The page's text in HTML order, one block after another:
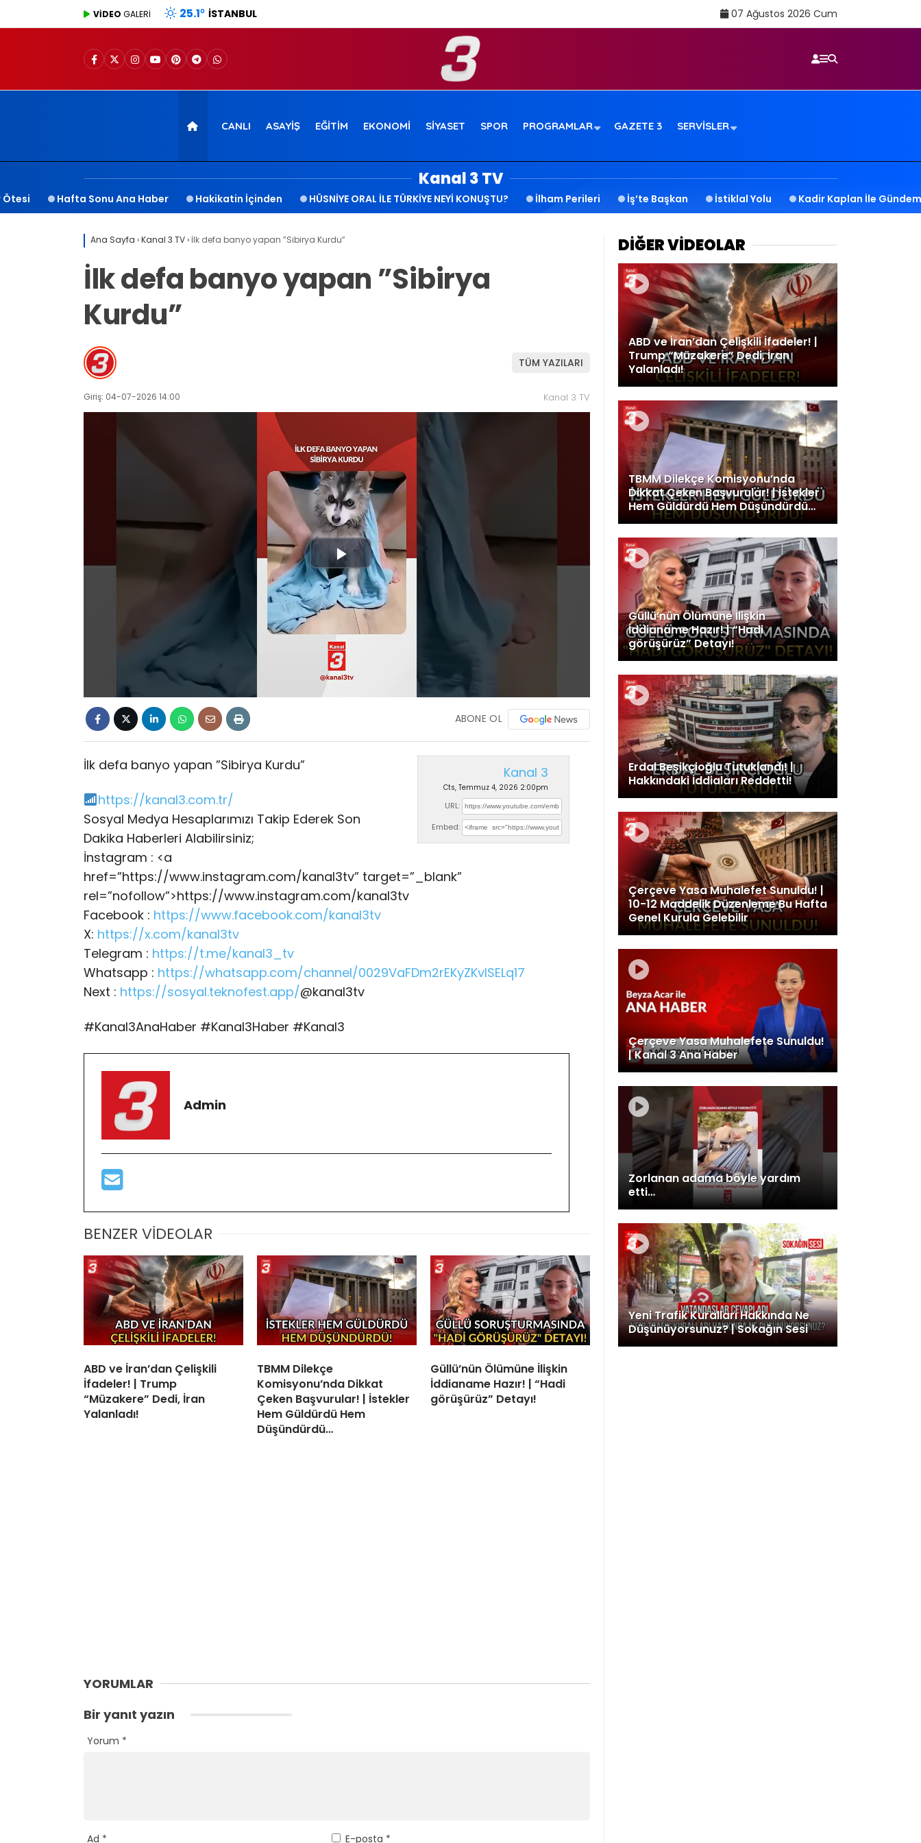
VİDEO GALERİ 25.1° İSTANBUL 07 Ağustos 2026 Cum
CANLI ASAYIŞ EĞITIM EKONOMI SIYASET SPOR PROGRAMLAR GAZETE 3 SERVISLER
Kanal 3 TV
Ötesi Hafta Sonu Ana Haber Hakikatin İçinden HÜSNİYE ORAL İLE TÜRKİYE NEYİ KONUŞTU? İlham Perileri İş’te Başkan İstiklal Yolu Kadir Kaplan İle
Ana Sayfa ›Kanal 3 TV› İlk defa banyo yapan ”Sibirya Kurdu”
İlk defa banyo yapan ”Sibirya
Kurdu”
TÜM YAZILARI
Giriş: 04-07-2026 14:00 Kanal 3 TV
Play
Video
ABONE OL
Kanal 3
Cts, Temmuz 4, 2026 2:00pm
URL:
Embed:
İlk defa banyo yapan ”Sibirya Kurdu”
https://kanal3.com.tr/
Sosyal Medya Hesaplarımızı Takip Ederek Son
Dakika Haberleri Alabilirsiniz;
İnstagram : <a
href=”https://www.instagram.com/kanal3tv” target=”_blank”
rel=”nofollow”>https://www.instagram.com/kanal3tv
Facebook : https://www.facebook.com/kanal3tv
X: https://x.com/kanal3tv
Telegram : https://t.me/kanal3_tv
Whatsapp : https://whatsapp.com/channel/0029VaFDm2rEKyZKvlSELq17
Next : https://sosyal.teknofest.app/@kanal3tv
#Kanal3AnaHaber #Kanal3Haber #Kanal3
Admin
BENZER VİDEOLAR
ABD ve İran’dan Çelişkili
İfadeler! | Trump
“Müzakere” Dedi, İran
Yalanladı!
TBMM Dilekçe
Komisyonu’nda Dikkat
Çeken Başvurular! | İstekler
Hem Güldürdü Hem
Düşündürdü…
Güllü’nün Ölümüne İlişkin
İddianame Hazır! | “Hadi
görüşürüz” Detayı!
YORUMLAR
Bir yanıt yazın
Yorum *
Ad * E-posta *
DİĞER VİDEOLAR
ABD ve İran’dan Çelişkili İfadeler! |
Trump “Müzakere” Dedi, İran
Yalanladı!
TBMM Dilekçe Komisyonu’nda
Dikkat Çeken Başvurular! | İstekler
Hem Güldürdü Hem Düşündürdü…
Güllü’nün Ölümüne İlişkin
İddianame Hazır! | “Hadi
görüşürüz” Detayı!
Erdal Beşikçioğlu Tutuklandı! |
Hakkındaki İddiaları Reddetti!
Çerçeve Yasa Muhalefet Sunuldu! |
10-12 Maddelik Düzenleme Bu Hafta
Genel Kurula Gelebilir
Çerçeve Yasa Muhalefete Sunuldu!
| Kanal 3 Ana Haber
Zorlanan adama böyle yardım
etti…
Yeni Trafik Kuralları Hakkında Ne
Düşünüyorsunuz? | Sokağın Sesi